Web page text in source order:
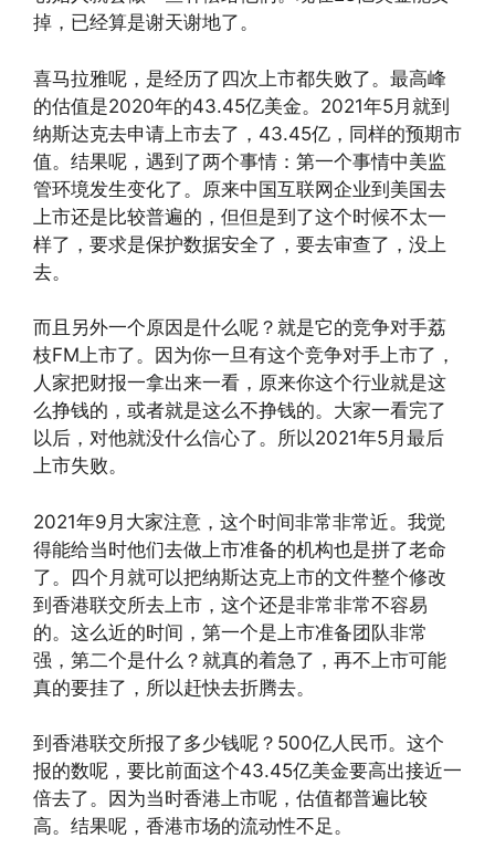
掉，已经算是谢天谢地了。
喜马拉雅呢，是经历了四次上市都失败了。最高峰
的估值是2020年的43.45亿美金。2021年5月就到
纳斯达克去申请上市去了，43.45亿，同样的预期市
值。结果呢，遇到了两个事情：第一个事情中美监
管环境发生变化了。原来中国互联网企业到美国去
上市还是比较普遍的，但但是到了这个时候不太一
样了，要求是保护数据安全了，要去审查了，没上
去。
而且另外一个原因是什么呢？就是它的竞争对手荔
枝FM上市了。因为你一旦有这个竞争对手上市了，
人家把财报一拿出来一看，原来你这个行业就是这
么挣钱的，或者就是这么不挣钱的。大家一看完了
以后，对他就没什么信心了。所以2021年5月最后
上市失败。
2021年9月大家注意，这个时间非常非常近。我觉
得能给当时他们去做上市准备的机构也是拼了老命
了。四个月就可以把纳斯达克上市的文件整个修改
到香港联交所去上市，这个还是非常非常不容易
的。这么近的时间，第一个是上市准备团队非常
强，第二个是什么？就真的着急了，再不上市可能
真的要挂了，所以赶快去折腾去。
到香港联交所报了多少钱呢？500亿人民币。这个
报的数呢，要比前面这个43.45亿美金要高出接近一
倍去了。因为当时香港上市呢，估值都普遍比较
高。结果呢，香港市场的流动性不足。